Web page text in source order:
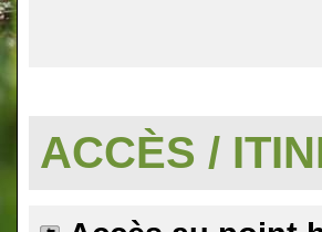
ACCÈS /